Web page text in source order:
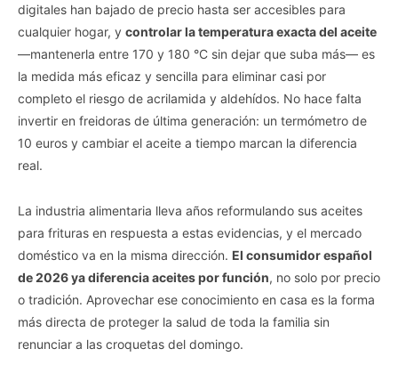
digitales han bajado de precio hasta ser accesibles para
cualquier hogar, y controlar la temperatura exacta del aceite
—mantenerla entre 170 y 180 °C sin dejar que suba más— es
la medida más eficaz y sencilla para eliminar casi por
completo el riesgo de acrilamida y aldehídos. No hace falta
invertir en freidoras de última generación: un termómetro de
10 euros y cambiar el aceite a tiempo marcan la diferencia
real.
La industria alimentaria lleva años reformulando sus aceites
para frituras en respuesta a estas evidencias, y el mercado
doméstico va en la misma dirección. El consumidor español
de 2026 ya diferencia aceites por función, no solo por precio
o tradición. Aprovechar ese conocimiento en casa es la forma
más directa de proteger la salud de toda la familia sin
renunciar a las croquetas del domingo.